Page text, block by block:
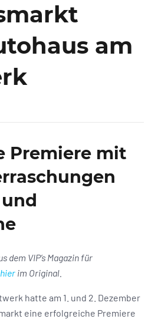
am
Premiere mit
dem VIP’s Magazin für
hier im Original.
hatte am 1. und 2. Dezember
eine erfolgreiche Premiere